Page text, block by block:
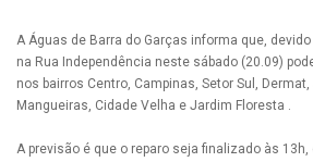
A Águas de Barra do Garças informa que,
na Rua Independência neste sábado (20.09)
nos bairros Centro, Campinas, Setor Sul, Dermat,
Mangueiras, Cidade Velha e Jardim Floresta .
A previsão é que o reparo seja finalizado às